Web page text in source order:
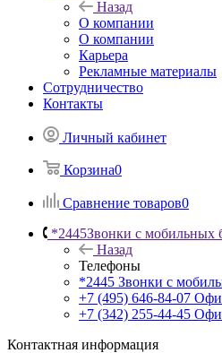
Назад
О компании
О компании
Карьера
Рекламные материалы
Сотрудничество
Контакты
Личный кабинет
Корзина0
Сравнение товаров0
*2445Звонки с мобильных
Назад
Телефоны
*2445 Звонки с
+7 (495) 646-84-07
+7 (342) 255-44-45
Контактная информация